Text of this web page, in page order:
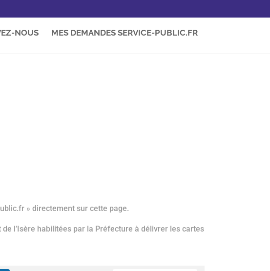
NOUS MES DEMANDES SERVICE-PUBLIC.FR
» directement sur cette page.
l’Isère habilitées par la Préfecture à délivrer les cartes